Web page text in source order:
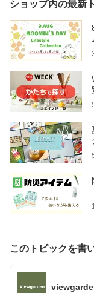
ショップ内の最新
このトピックを書